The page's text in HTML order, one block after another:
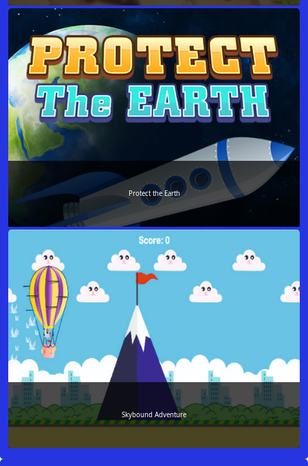
Protect the Earth
Skybound Adventure